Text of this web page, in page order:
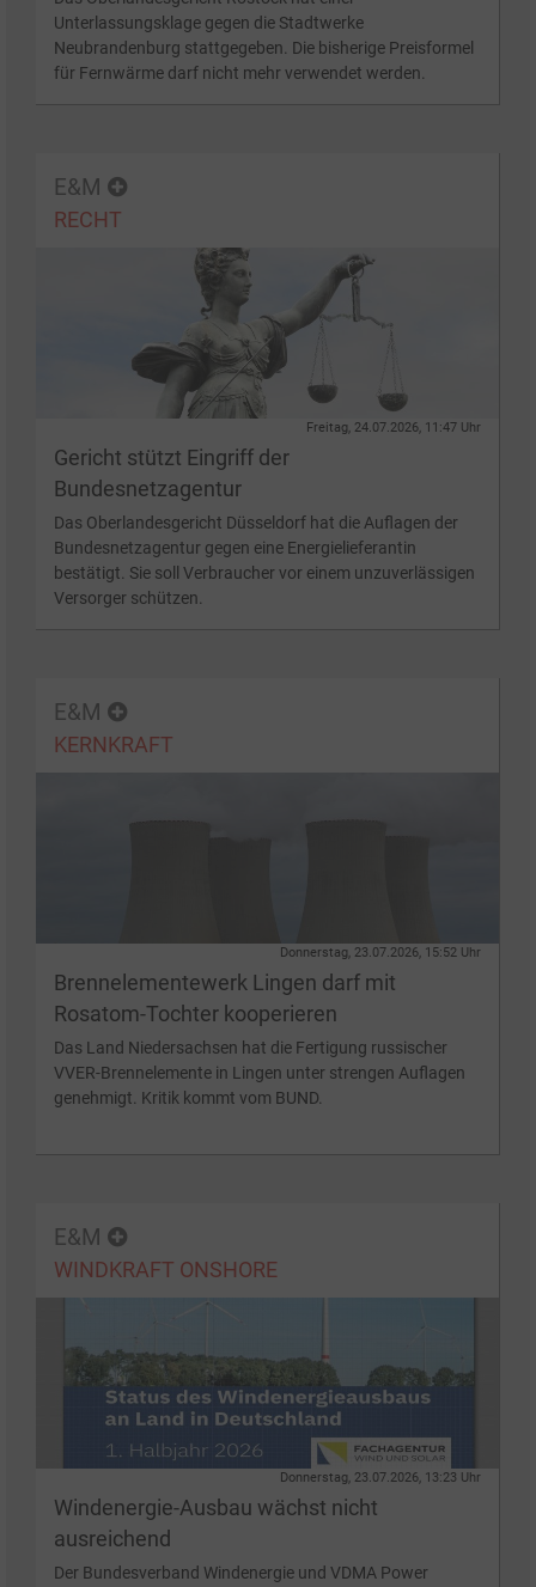
Unterlassungsklage gegen die Stadtwerke
Neubrandenburg stattgegeben. Die bisherige Preisformel
für Fernwärme darf nicht mehr verwendet werden.
E&M
RECHT
Freitag, 24.07.2026, 11:47 Uhr
Gericht stützt Eingriff der
Bundesnetzagentur
Das Oberlandesgericht Düsseldorf hat die Auflagen der
Bundesnetzagentur gegen eine Energielieferantin
bestätigt. Sie soll Verbraucher vor einem unzuverlässigen
Versorger schützen.
E&M
KERNKRAFT
Donnerstag, 23.07.2026, 15:52 Uhr
Brennelementewerk Lingen darf mit
Rosatom-Tochter kooperieren
Das Land Niedersachsen hat die Fertigung russischer
VVER-Brennelemente in Lingen unter strengen Auflagen
genehmigt. Kritik kommt vom BUND.
E&M
WINDKRAFT ONSHORE
Donnerstag, 23.07.2026, 13:23 Uhr
Windenergie-Ausbau wächst nicht
ausreichend
Der Bundesverband Windenergie und VDMA Power